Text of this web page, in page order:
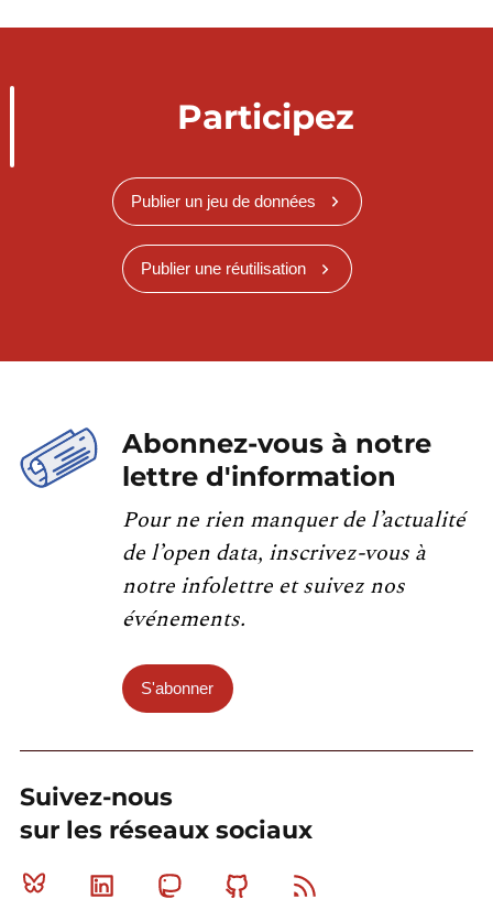
Participez
Publier un jeu de données
Publier une réutilisation
Abonnez-vous à notre
lettre d'information
Pour ne rien manquer de l’actualité
de l’open data, inscrivez-vous à
notre infolettre et suivez nos
événements.
S'abonner
Suivez-nous
sur les réseaux sociaux
Bluesky Linkedin MastodonGithub